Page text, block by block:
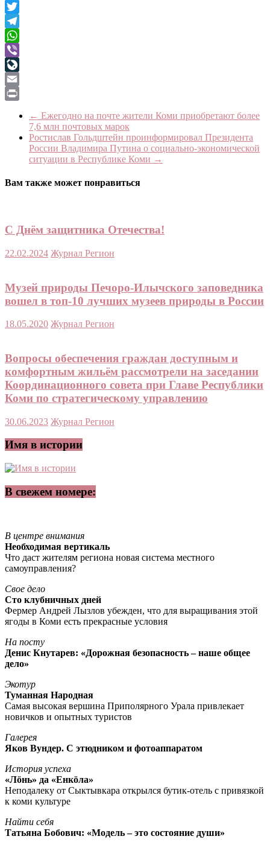
Facebook
Twitter
Telegram
WhatsApp
Viber
LiveJournal
Email
← Ежегодно на почте жители Коми приобретают более
7,6 млн почтовых марок
Ростислав Гольдштейн проинформировал Президента
России Владимира Путина о социально-экономической
ситуации в Республике Коми →
Вам также может понравиться
С Днём защитника Отечества!
22.02.2024 Журнал Регион
Музей природы Печоро-Илычского заповедника
вошел в топ-10 лучших музеев природы в России
18.05.2020 Журнал Регион
Вопросы обеспечения граждан доступным и
комфортным жильём рассмотрели на заседании
Координационного совета при Главе Республики
Коми по стратегическому управлению
30.06.2023 Журнал Регион
Имя в истории
В свежем номере:
В центре внимания
Необходимая вертикаль
Что даст жителям региона новая система местного
самоуправления?
Свое дело
Сто клубничных дней
Фермер Андрей Лызлов убежден, что для выращивания этой
ягоды в Коми есть прекрасные условия
На посту
Денис Кнутарев: «Дорожная безопасность – наше общее
дело»
Экотур
Туманная Народная
Самая высокая вершина Приполярного Урала привлекает
новичков и опытных туристов
Галерея
Яков Вундер. С этюдником и фотоаппаратом
История успеха
«Лöнь» да «Енкöла»
Неподалеку от Сыктывкара открылся бутик-отель с привязкой
к коми культуре
Найти себя
Татьяна Бобович: «Модель – это состояние души»